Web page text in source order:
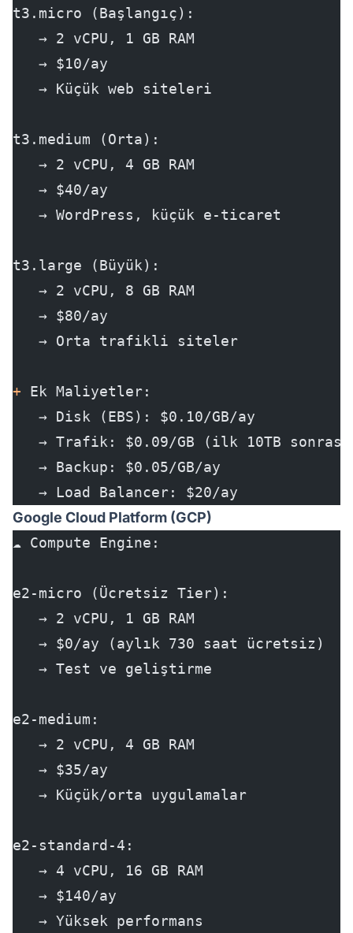
t3.micro (Başlangıç):
   → 2 vCPU, 1 GB RAM
   → $10/ay
   → Küçük web siteleri
t3.medium (Orta):
   → 2 vCPU, 4 GB RAM
   → $40/ay
   → WordPress, küçük e-ticaret
t3.large (Büyük):
   → 2 vCPU, 8 GB RAM
   → $80/ay
   → Orta trafikli siteler
+ Ek Maliyetler:
   → Disk (EBS): $0.10/GB/ay
→ Trafik: $0.09/GB (ilk 10TB
   → Backup: $0.05/GB/ay
   → Load Balancer: $20/ay
Google Cloud Platform (GCP)
☁️ Compute Engine:
e2-micro (Ücretsiz Tier):
   → 2 vCPU, 1 GB RAM
   → $0/ay (aylık 730 saat ücretsiz)
   → Test ve geliştirme
e2-medium:
   → 2 vCPU, 4 GB RAM
   → $35/ay
   → Küçük/orta uygulamalar
e2-standard-4:
   → 4 vCPU, 16 GB RAM
   → $140/ay
   → Yüksek performans